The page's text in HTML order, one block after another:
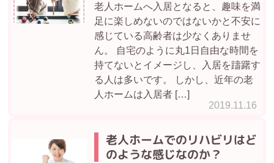
2019.11.16
老人ホームへ入居となると、趣味を満
足に楽しめないのではないかと不安に
感じている高齢者は少なくありませ
ん。 自宅のように丸1日自由な時間を
持てないとイメージし、入居を躊躇す
る人は多いです。 しかし、近年の老
人ホームは入居者 […]
老人ホームでのリハビリはど
のような感じなのか？